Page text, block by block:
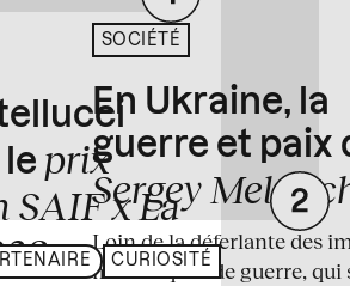
prix
SAIF x La
CURIOSITÉ
SOCIÉTÉ
En Ukraine, la
guerre et paix
Sergey
Loin de la déferlante des
médiatiques de guerre, qui